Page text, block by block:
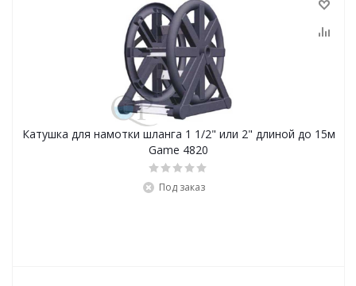
Катушка для намотки шланга 1 1/2" или 2" длиной до 15м
Game 4820
Под заказ